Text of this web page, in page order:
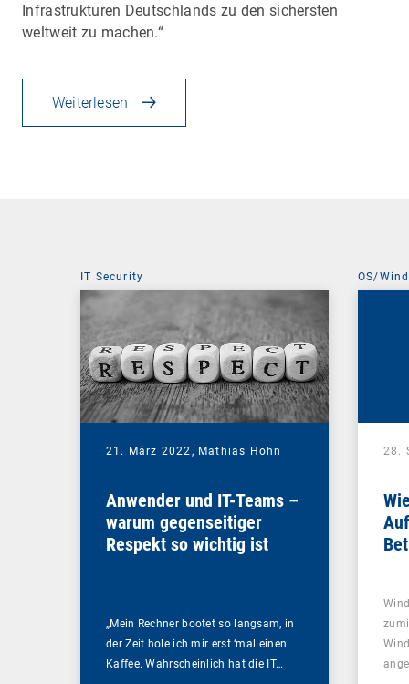
Infrastrukturen Deutschlands zu den sichersten
weltweit zu machen.“
Weiterlesen
IT Security
21. März 2022, Mathias Hohn
Anwender und IT-Teams –
warum gegenseitiger
Respekt so wichtig ist
„Mein Rechner bootet so langsam, in
der Zeit hole ich mir erst ‘mal einen
Kaffee. Wahrscheinlich hat die IT…
OS/
28.